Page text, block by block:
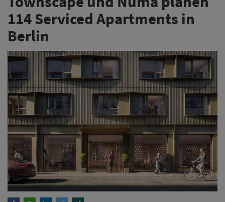
114 Serviced Apartments in
Berlin